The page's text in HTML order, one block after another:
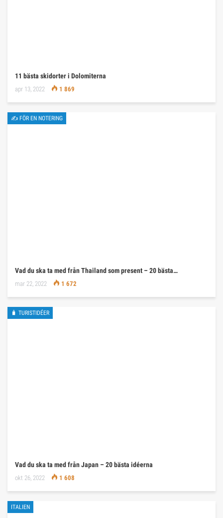
11 bästa skidorter i Dolomiterna
apr 13, 2022 1 869
✍ FÖR EN NOTERING
Vad du ska ta med från Thailand som present – 20 bästa…
mar 22, 2022 1 672
🧳 TURISTIDÉER
Vad du ska ta med från Japan – 20 bästa idéerna
okt 26, 2022 1 608
ITALIEN